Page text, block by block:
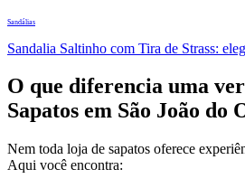
Sandálias
Sandalia Saltinho com Tira de Strass:
O que diferencia uma
Sapatos em São João do
Nem toda loja de sapatos oferece
Aqui você encontra: